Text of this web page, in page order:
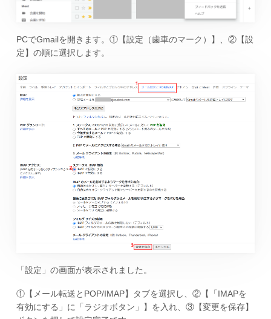
PCでGmailを開きます。①【設定（歯車のマーク）】、②【設
定】の順に選択します。
「設定」の画面が表示されました。
①【メール転送とPOP/IMAP】タブを選択し、②【「IMAPを
有効にする」に「ラジオボタン」】を入れ、③【変更を保存】